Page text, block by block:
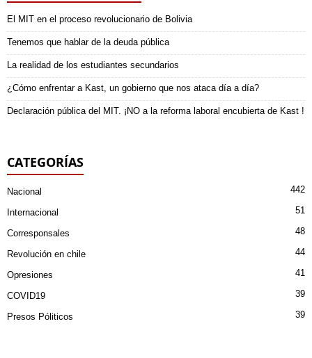
El MIT en el proceso revolucionario de Bolivia
Tenemos que hablar de la deuda pública
La realidad de los estudiantes secundarios
¿Cómo enfrentar a Kast, un gobierno que nos ataca día a día?
Declaración pública del MIT. ¡NO a la reforma laboral encubierta de Kast !
CATEGORÍAS
Nacional 442
Internacional 51
Corresponsales 48
Revolución en chile 44
Opresiones 41
COVID19 39
Presos Póliticos 39